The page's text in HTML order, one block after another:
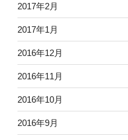
2017年2月
2017年1月
2016年12月
2016年11月
2016年10月
2016年9月